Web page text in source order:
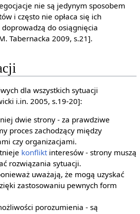
nie są jedynym sposobem
i często nie opłaca się ich
do osiągnięcia
Tabernacka 2009, s.21].
dla wszystkich sytuacji
i.in. 2005, s.19-20]:
dwie strony - za prawdziwe
proces zachodzący między
czy organizacjami.
konflikt interesów - strony muszą
rozwiązania sytuacji.
uważają, że mogą uzyskać
zastosowaniu pewnych form
porozumienia - są